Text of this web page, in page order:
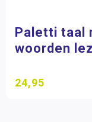
Paletti taal
woorden
24,95